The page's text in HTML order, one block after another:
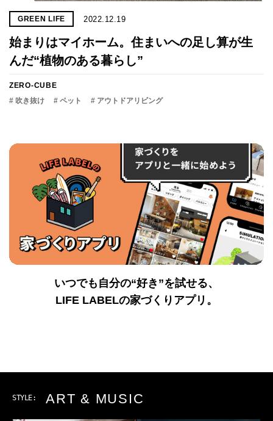
GREEN LIFE 2022.12.19
始まりはマイホーム。住まいへの足し算が生
んだ“植物のある暮らし”
ZERO-CUBE
# 吹き抜け
# ペット # アウトドアリビング
いつでも自分の“好き”を試せる、
LIFE LABELの家づくりアプリ。
STYLE: ART & MUSIC